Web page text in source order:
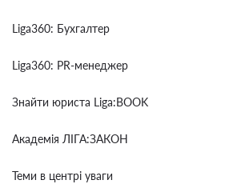
Liga360: Бухгалтер
Liga360: PR-менеджер
Знайти юриста Liga:BOOK
Академія ЛІГА:ЗАКОН
Теми в центрі уваги